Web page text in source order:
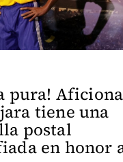
pura!
tiene una
postal
en honor